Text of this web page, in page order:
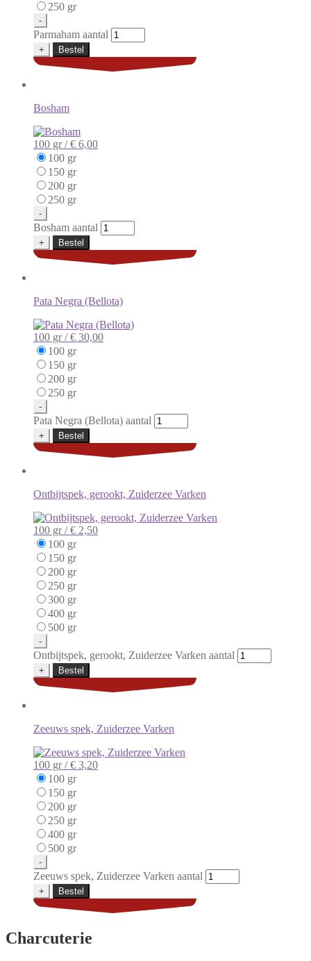
250 gr
-
Parmaham aantal
+ Bestel
Bosham
100 gr /€ 6,00
100 gr
150 gr
200 gr
250 gr
-
Bosham aantal
+ Bestel
Pata Negra (Bellota)
100 gr /€ 30,00
100 gr
150 gr
200 gr
250 gr
-
Pata Negra (Bellota) aantal
+ Bestel
Ontbijtspek, gerookt, Zuiderzee Varken
100 gr /€ 2,50
100 gr
150 gr
200 gr
250 gr
300 gr
400 gr
500 gr
-
Ontbijtspek, gerookt, Zuiderzee Varken aantal
+ Bestel
Zeeuws spek, Zuiderzee Varken
100 gr /€ 3,20
100 gr
150 gr
200 gr
250 gr
400 gr
500 gr
-
Zeeuws spek, Zuiderzee Varken aantal
+ Bestel
Charcuterie